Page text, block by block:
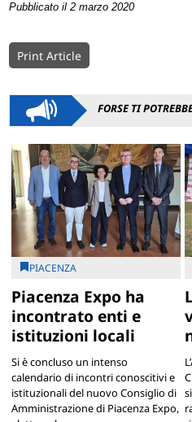
Pubblicato il 2 marzo 2020
Print Article
FORSE TI
PIACENZA
Piacenza Expo ha
incontrato enti e
istituzioni locali
Si è concluso un intenso
calendario di incontri conoscitivi e
istituzionali del nuovo Consiglio di
Amministrazione di Piacenza Expo,